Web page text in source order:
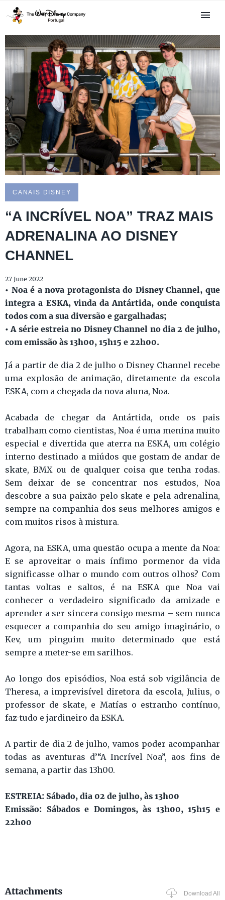
CANAIS DISNEY
“A INCRÍVEL NOA” TRAZ MAIS
ADRENALINA AO DISNEY
CHANNEL
27 June 2022
• Noa é a nova protagonista do Disney Channel, que
integra a ESKA, vinda da Antártida, onde conquista
todos com a sua diversão e gargalhadas;
• A série estreia no Disney Channel no dia 2 de julho,
com emissão às 13h00, 15h15 e 22h00.
Já a partir de dia 2 de julho o Disney Channel recebe
uma explosão de animação, diretamente da escola
ESKA, com a chegada da nova aluna, Noa.
Acabada de chegar da Antártida, onde os pais
trabalham como cientistas, Noa é uma menina muito
especial e divertida que aterra na ESKA, um colégio
interno destinado a miúdos que gostam de andar de
skate, BMX ou de qualquer coisa que tenha rodas.
Sem deixar de se concentrar nos estudos, Noa
descobre a sua paixão pelo skate e pela adrenalina,
sempre na companhia dos seus melhores amigos e
com muitos risos à mistura.
Agora, na ESKA, uma questão ocupa a mente da Noa:
E se aproveitar o mais ínfimo pormenor da vida
significasse olhar o mundo com outros olhos? Com
tantas voltas e saltos, é na ESKA que Noa vai
conhecer o verdadeiro significado da amizade e
aprender a ser sincera consigo mesma – sem nunca
esquecer a companhia do seu amigo imaginário, o
Kev, um pinguim muito determinado que está
sempre a meter-se em sarilhos.
Ao longo dos episódios, Noa está sob vigilância de
Theresa, a imprevisível diretora da escola, Julius, o
professor de skate, e Matías o estranho contínuo,
faz-tudo e jardineiro da ESKA.
A partir de dia 2 de julho, vamos poder acompanhar
todas as aventuras d’“A Incrível Noa”, aos fins de
semana, a partir das 13h00.
ESTREIA: Sábado, dia 02 de julho, às 13h00
Emissão: Sábados e Domingos, às 13h00, 15h15 e
22h00
Attachments Download All